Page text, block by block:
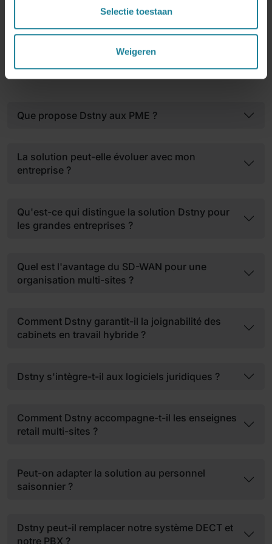
Selectie toestaan
Weigeren
Foire aux questions
Que propose Dstny aux PME ?
La solution peut-elle évoluer avec mon
entreprise ?
Qu'est-ce qui distingue la solution Dstny pour
les grandes entreprises ?
Quel est l'avantage du SD-WAN pour une
organisation multi-sites ?
Comment Dstny garantit-il la joignabilité des
cabinets en travail hybride ?
Dstny s'intègre-t-il aux logiciels juridiques ?
Comment Dstny accompagne-t-il les enseignes
retail multi-sites ?
Peut-on adapter la solution au personnel
saisonnier ?
Dstny peut-il remplacer notre système DECT et
notre PBX ?